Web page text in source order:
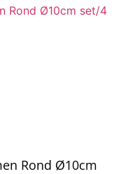
Rond Ø10cm